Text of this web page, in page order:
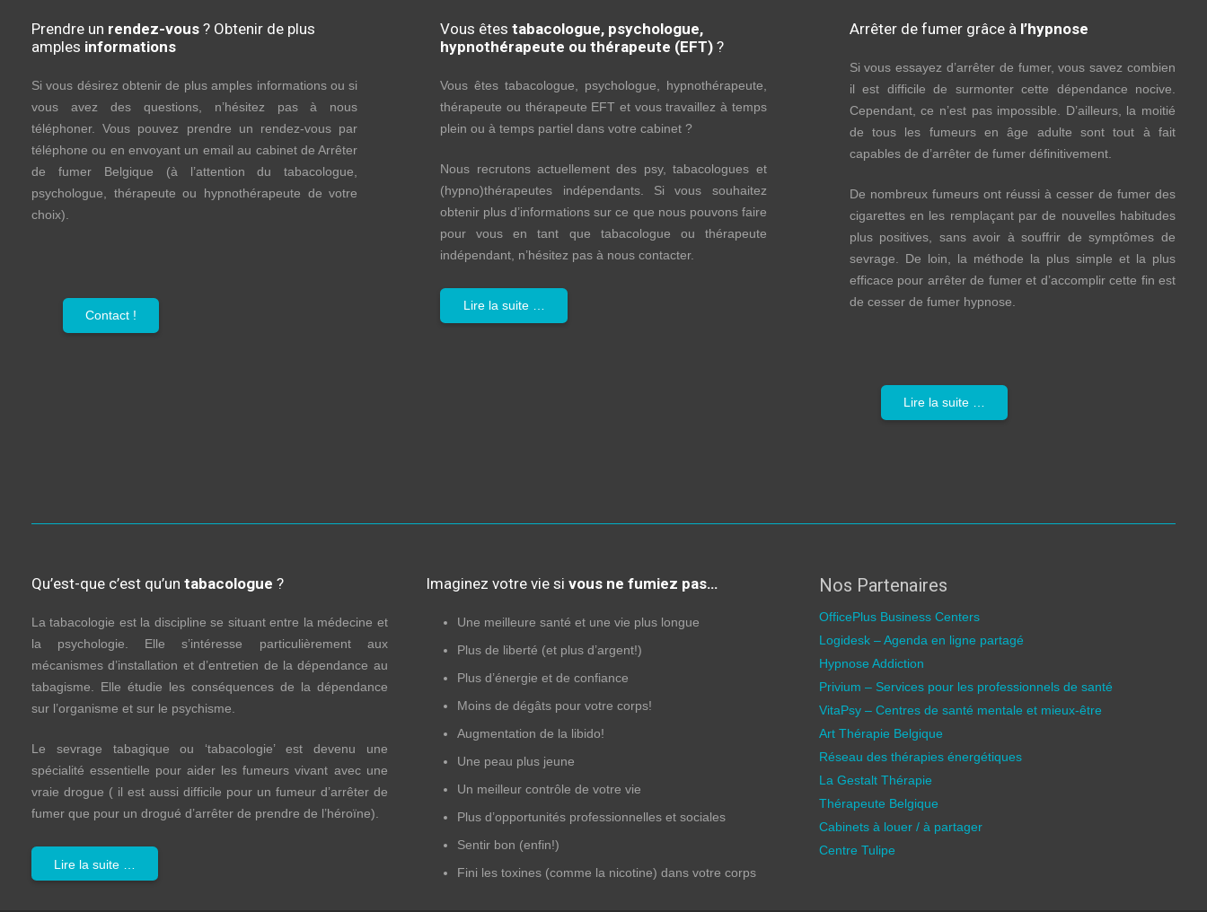
Prendre un rendez-vous ? Obtenir de plus
amples informations
Si vous désirez obtenir de plus amples informations ou si
vous avez des questions, n’hésitez pas à nous
téléphoner. Vous pouvez prendre un rendez-vous par
téléphone ou en envoyant un email au cabinet de Arrêter
de fumer Belgique (à l’attention du tabacologue,
psychologue, thérapeute ou hypnothérapeute de votre
choix).
Contact !
Vous êtestabacologue, psychologue,
hypnothérapeute ou thérapeute (EFT) ?
Vous êtes tabacologue, psychologue, hypnothérapeute,
thérapeute ou thérapeute EFT et vous travaillez à temps
plein ou à temps partiel dans votre cabinet ?
Nous recrutons actuellement des psy, tabacologues et
(hypno)thérapeutes indépendants. Si vous souhaitez
obtenir plus d’informations sur ce que nous pouvons faire
pour vous en tant que tabacologue ou thérapeute
indépendant, n’hésitez pas à nous contacter.
Lire la suite …
Arrêter de fumer grâce à l’hypnose
Si vous essayez d’arrêter de fumer, vous savez combien
il est difficile de surmonter cette dépendance nocive.
Cependant, ce n’est pas impossible. D’ailleurs, la moitié
de tous les fumeurs en âge adulte sont tout à fait
capables de d’arrêter de fumer définitivement.
De nombreux fumeurs ont réussi à cesser de fumer des
cigarettes en les remplaçant par de nouvelles habitudes
plus positives, sans avoir à souffrir de symptômes de
sevrage. De loin, la méthode la plus simple et la plus
efficace pour arrêter de fumer et d’accomplir cette fin est
de cesser de fumer hypnose.
Lire la suite …
Qu’est-que c’est qu’un tabacologue ?
La tabacologie est la discipline se situant entre la médecine et
la psychologie. Elle s’intéresse particulièrement aux
mécanismes d’installation et d’entretien de la dépendance au
tabagisme. Elle étudie les conséquences de la dépendance
sur l’organisme et sur le psychisme.
Le sevrage tabagique ou ‘tabacologie’ est devenu une
spécialité essentielle pour aider les fumeurs vivant avec une
vraie drogue ( il est aussi difficile pour un fumeur d’arrêter de
fumer que pour un drogué d’arrêter de prendre de l’héroïne).
Lire la suite …
Imaginez votre vie si vous ne fumiez pas…
Une meilleure santé et une vie plus longue
Plus de liberté (et plus d’argent!)
Plus d’énergie et de confiance
Moins de dégâts pour votre corps!
Augmentation de la libido!
Une peau plus jeune
Un meilleur contrôle de votre vie
Plus d’opportunités professionnelles et sociales
Sentir bon (enfin!)
Fini les toxines (comme la nicotine) dans votre corps
Nos Partenaires
OfficePlus Business Centers
Logidesk – Agenda en ligne partagé
Hypnose Addiction
Privium – Services pour les professionnels de santé
VitaPsy – Centres de santé mentale et mieux-être
Art Thérapie Belgique
Réseau des thérapies énergétiques
La Gestalt Thérapie
Thérapeute Belgique
Cabinets à louer / à partager
Centre Tulipe